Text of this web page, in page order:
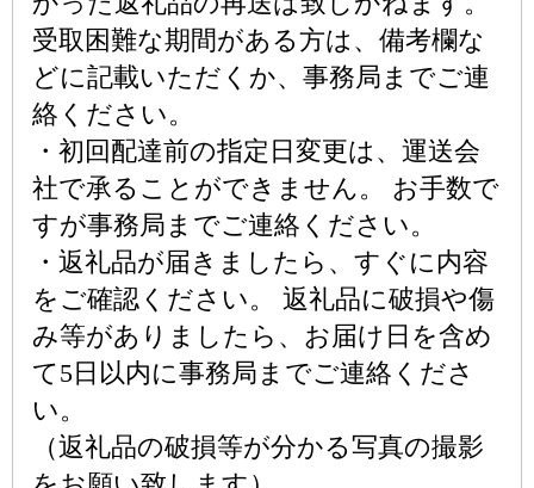
受取困難な期間がある方は、備考欄な
どに記載いただくか、事務局までご連
絡ください。
・初回配達前の指定日変更は、運送会
社で承ることができません。 お手数で
すが事務局までご連絡ください。
・返礼品が届きましたら、すぐに内容
をご確認ください。 返礼品に破損や傷
み等がありましたら、お届け日を含め
て5日以内に事務局までご連絡くださ
い。
（返礼品の破損等が分かる写真の撮影